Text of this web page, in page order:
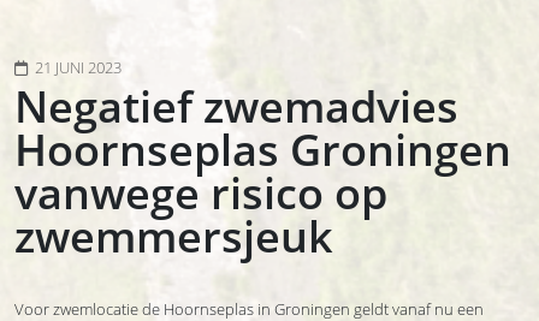
21 JUNI 2023
Negatief zwemadvies
Hoornseplas Groningen
vanwege risico op
zwemmersjeuk
Voor zwemlocatie de Hoornseplas in Groningen geldt vanaf nu een